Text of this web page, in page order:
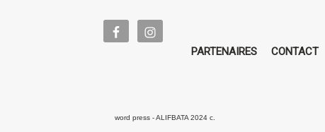
PARTENAIRES CONTACT
word press - ALIFBATA 2024 c.